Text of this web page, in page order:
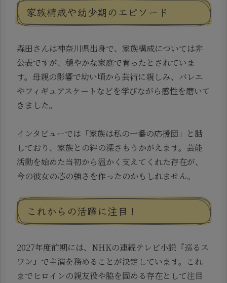
家族構成や幼少期のエピソード
森田さんは神奈川県出身で、家族構成については非
公表ですが、穏やかな家庭で育ったとされていま
す。母親の影響で幼い頃から芸術に親しみ、バレエ
やフィギュアスケートなどを学びながら感性を磨いて
きました。
インタビューでは「家族は私の一番の応援団」と話
しており、家族との絆の深さもうかがえます。芸能
活動を始めた当初から温かく支えてくれた存在が、
今の彼女の芯の強さを作ったのかもしれません。
これからの活躍に注目！
2027年度前期には、NHKの連続テレビ小説『巡るス
ワン』で主演を務めることが決定しています。これ
までヒロインの親友役や脇を固める存在として注目